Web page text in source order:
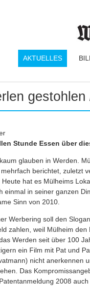
AKTUELLES
Stunde Essen über
glauben in Werden.
berichtet, zuletzt
Heute hat es Mülheims
einmal in seiner ganzen
Sinn von 2010.
Werbering soll den
zahlen, weil Mülheim
Werden seit über 100
ein Film mit Pat und
nicht anerkennen
Das
2008